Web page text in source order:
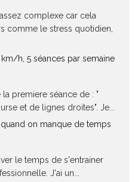
complexe car cela
comme le stress quotidien,
h, 5 séances par semaine
premiere séance de : "
et de lignes droites". Je...
on manque de temps
le temps de s'entrainer
J'ai un...